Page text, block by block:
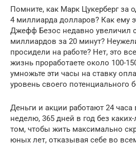
Помните, как Марк Цукерберг за
4 миллиарда долларов? Как ему
Джефф Безос недавно увеличил
миллиардов за 20 минут?
просидели на работе? Нет, это
жизнь проработаете около 100-
умножьте эти часы на ставку
уровень своего потенциального
Деньги и акции работают 24 часа
неделю, 365 дней в год без
том, чтобы жить максимально
юных лет, отказывая себе во